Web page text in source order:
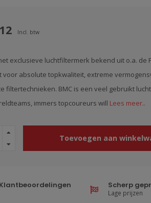
Incl. btw
exclusieve luchtfiltermerk bekend uit o.a. de
voor absolute topkwaliteit, extreme
filtertechnieken. BMC is een veel gebruikt
immers topcoureurs will Lees meer..
Toevoegen aan
Scherp
Lage prijzen